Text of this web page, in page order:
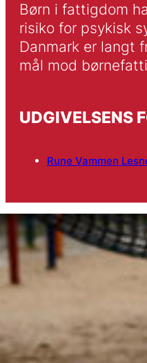
Børn i fattigdom
risiko for psykisk
Danmark er langt
mål mod
UDGIVELSENS
Rune Vammen